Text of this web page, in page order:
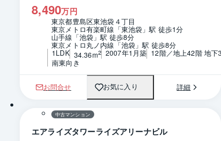
8,490万円
東京都豊島区東池袋４丁目
東京メトロ有楽町線「東池袋」駅 徒歩1分
山手線「池袋」駅 徒歩8分
東京メトロ丸ノ内線「池袋」駅 徒歩8分
1LDK 34.36m2 2007年1月築 12階／地上42階 地下
南東向き
お問合せ お気に入り 詳細
1 / 0 間取り
中古マンション
エアライズタワーライズアリーナビル